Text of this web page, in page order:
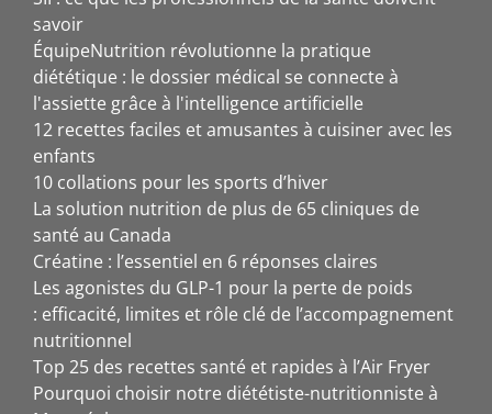
savoir
ÉquipeNutrition révolutionne la pratique
diététique : le dossier médical se connecte à
l'assiette grâce à l'intelligence artificielle
12 recettes faciles et amusantes à cuisiner avec les
enfants
10 collations pour les sports d’hiver
La solution nutrition de plus de 65 cliniques de
santé au Canada
Créatine : l’essentiel en 6 réponses claires
Les agonistes du GLP-1 pour la perte de poids
: efficacité, limites et rôle clé de l’accompagnement
nutritionnel
Top 25 des recettes santé et rapides à l’Air Fryer
Pourquoi choisir notre diététiste-nutritionniste à